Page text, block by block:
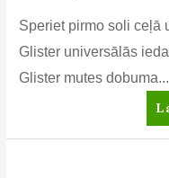
Speriet pirmo soli ceļā
Glister universālās
Glister mutes dobuma...